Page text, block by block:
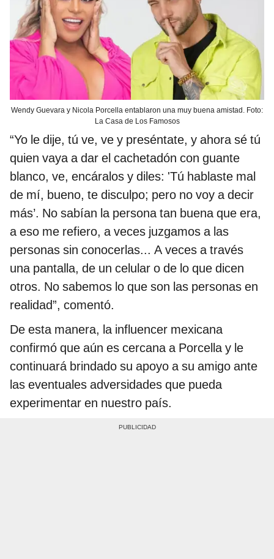
Wendy Guevara y Nicola Porcella entablaron una muy buena amistad. Foto:
La Casa de Los Famosos
“Yo le dije, tú ve, ve y preséntate, y ahora sé tú
quien vaya a dar el cachetadón con guante
blanco, ve, encáralos y diles: 'Tú hablaste mal
de mí, bueno, te disculpo; pero no voy a decir
más’. No sabían la persona tan buena que era,
a eso me refiero, a veces juzgamos a las
personas sin conocerlas... A veces a través
una pantalla, de un celular o de lo que dicen
otros. No sabemos lo que son las personas en
realidad”, comentó.
De esta manera, la influencer mexicana
confirmó que aún es cercana a Porcella y le
continuará brindado su apoyo a su amigo ante
las eventuales adversidades que pueda
experimentar en nuestro país.